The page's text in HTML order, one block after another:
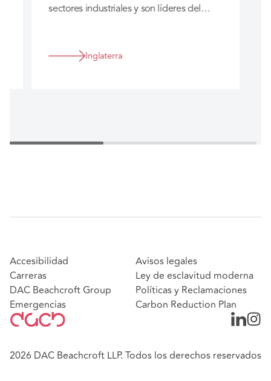
sectores industriales y son líderes del
Inglaterra
Accesibilidad
Carreras
DAC Beachcroft Group
Emergencias
Avisos legales
Ley de esclavitud moderna
Políticas y Reclamaciones
Carbon Reduction Plan
2026 DAC Beachcroft LLP. Todos los derechos reservados